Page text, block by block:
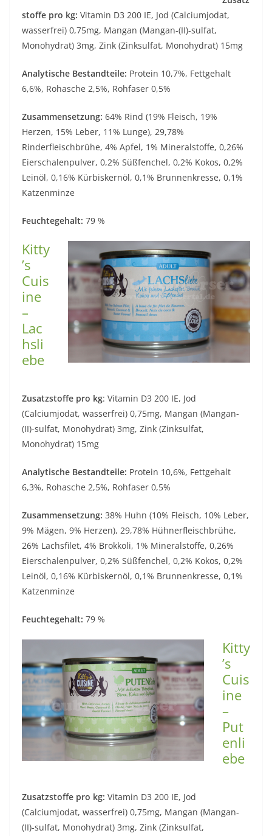
stoffe pro kg: Vitamin D3 200 IE, Jod (Calciumjodat,
wasserfrei) 0,75mg, Mangan (Mangan-(II)-sulfat,
Monohydrat) 3mg, Zink (Zinksulfat, Monohydrat) 15mg
Analytische Bestandteile: Protein 10,7%, Fettgehalt
6,6%, Rohasche 2,5%, Rohfaser 0,5%
Zusammensetzung: 64% Rind (19% Fleisch, 19%
Herzen, 15% Leber, 11% Lunge), 29,78%
Rinderfleischbrühe, 4% Apfel, 1% Mineralstoffe, 0,26%
Eierschalenpulver, 0,2% Süßfenchel, 0,2% Kokos, 0,2%
Leinöl, 0,16% Kürbiskernöl, 0,1% Brunnenkresse, 0,1%
Katzenminze
Feuchtegehalt: 79 %
Kitty
’s
Cuis
ine
–
Lac
hsli
ebe
Zusatzstoffe pro kg: Vitamin D3 200 IE, Jod
(Calciumjodat, wasserfrei) 0,75mg, Mangan (Mangan-
(II)-sulfat, Monohydrat) 3mg, Zink (Zinksulfat,
Monohydrat) 15mg
Analytische Bestandteile: Protein 10,6%, Fettgehalt
6,3%, Rohasche 2,5%, Rohfaser 0,5%
Zusammensetzung: 38% Huhn (10% Fleisch, 10% Leber,
9% Mägen, 9% Herzen), 29,78% Hühnerfleischbrühe,
26% Lachsfilet, 4% Brokkoli, 1% Mineralstoffe, 0,26%
Eierschalenpulver, 0,2% Süßfenchel, 0,2% Kokos, 0,2%
Leinöl, 0,16% Kürbiskernöl, 0,1% Brunnenkresse, 0,1%
Katzenminze
Feuchtegehalt: 79 %
Kitty
’s
Cuis
ine
–
Put
enli
ebe
Zusatzstoffe pro kg: Vitamin D3 200 IE, Jod
(Calciumjodat, wasserfrei) 0,75mg, Mangan (Mangan-
(II)-sulfat, Monohydrat) 3mg, Zink (Zinksulfat,